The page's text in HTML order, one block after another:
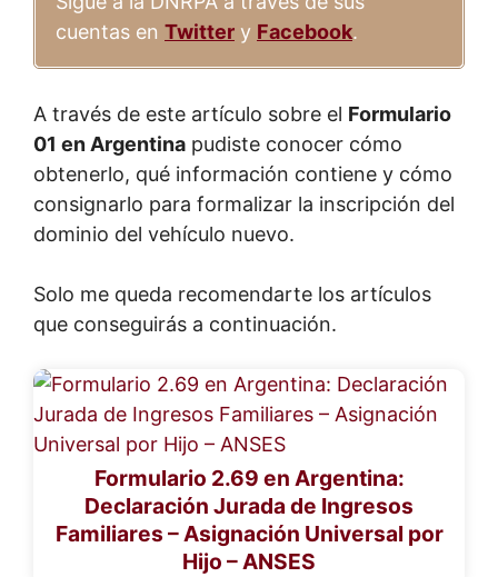
cuentas en Twitter y Facebook.
A través de este artículo sobre el Formulario
01 en Argentina pudiste conocer cómo
obtenerlo, qué información contiene y cómo
consignarlo para formalizar la inscripción del
dominio del vehículo nuevo.
Solo me queda recomendarte los artículos
que conseguirás a continuación.
Formulario 2.69 en Argentina:
Declaración Jurada de Ingresos
Familiares – Asignación Universal por
Hijo – ANSES